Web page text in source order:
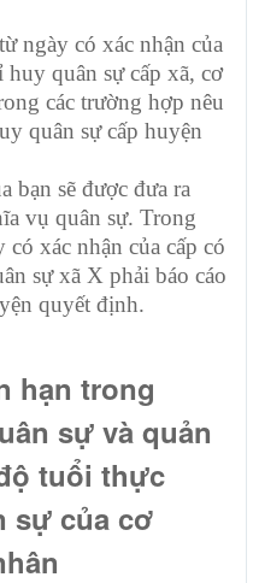
ngày có xác nhận của
quân sự cấp xã, cơ
các trường hợp nêu
quân sự cấp huyện
bạn sẽ được đưa ra
vụ quân sự. Trong
xác nhận của cấp có
sự xã X phải báo cáo
quyết định.
hạn trong
sự và quản
tuổi thực
sự của cơ